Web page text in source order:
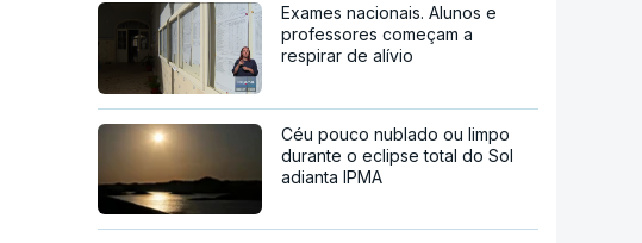
Exames nacionais. Alunos e
professores começam a
respirar de alívio
Céu pouco nublado ou limpo
durante o eclipse total do Sol
adianta IPMA